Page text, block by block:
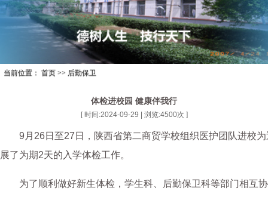
当前位置： 首页 >> 后勤保卫
体检进校园 健康伴我行
[ 时间:2024-09-29 | 浏览:4500次 ]
9月26日至27日，陕西省第二商贸学校组织医护团队进校
展了为期2天的入学体检工作。
为了顺利做好新生体检，学生科、后勤保卫科等部门相互